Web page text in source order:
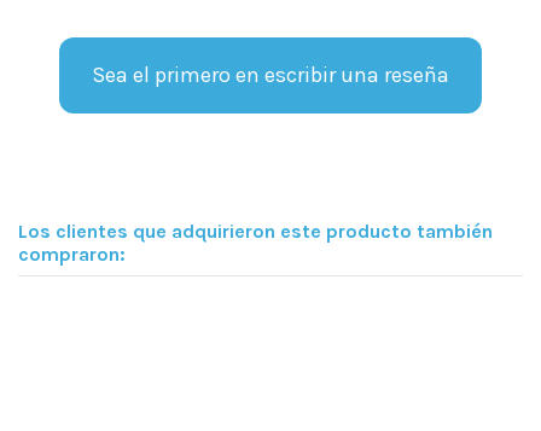
Sea el primero en escribir una reseña
Los clientes que adquirieron este producto también
compraron: